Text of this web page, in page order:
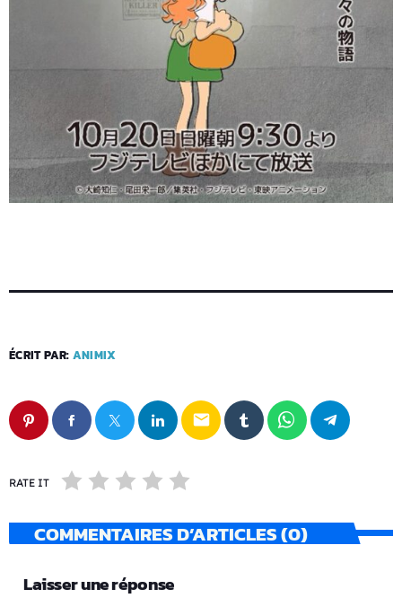
ÉCRIT PAR: ANIMIX
email
RATE IT
COMMENTAIRES D’ARTICLES (0)
Laisser une réponse